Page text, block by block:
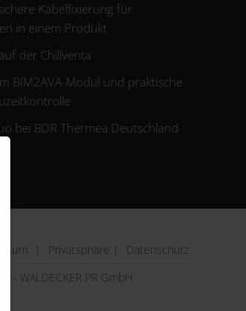
Kabelfixierung für
in einem Produkt
der Chillventa
BIM2AVA-Modul und praktische
bei BDR Thermea Deutschland
Privatsphäre
Datenschutz
- WALDECKER PR GmbH